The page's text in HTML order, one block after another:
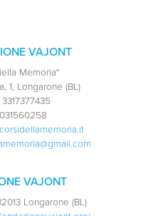
VAJONT
Memoria"
1, Longarone (BL)
VAJONT
Longarone (BL)